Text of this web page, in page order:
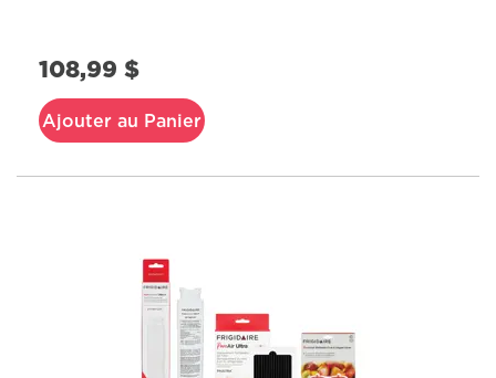
108,99 $
Ajouter au Panier